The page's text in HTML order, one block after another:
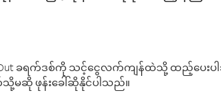
ခရက်ဒစ်ကို သင့်ငွေလက်ကျန်ထဲသို့ ထည့်ပေးပ
သို့မဆို ဖုန်းခေါ်ဆိုနိုင်ပါသည်။